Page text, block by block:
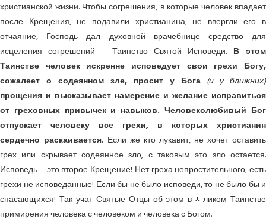
христианской жизни. Чтобы согрешения, в которые человек впадает
после Крещения, не подавили христианина, не ввергли его в
отчаяние, Господь дал духовной врачебнице средство для
исцеления согрешений – Таинство Святой Исповеди. В этом
Таинстве человек искренне исповедует свои грехи Богу,
сожалеет о содеянном зле, просит у Бога (и у ближних)
прощения и высказывает намерение и желание исправиться
от греховных привычек и навыков. Человеколюбивый Бог
отпускает человеку все грехи, в которых христианин
сердечно раскаивается. Если же кто лукавит, не хочет оставить
грех или скрывает содеянное зло, с таковым это зло остается.
Исповедь – это второе Крещение! Нет греха непростительного, есть
грехи не исповеданные! Если бы не было исповеди, то не было бы и
спасающихся! Так учат Святые Отцы об этом вﾵликом Таинстве
примирения человека с человеком и человека с Богом.